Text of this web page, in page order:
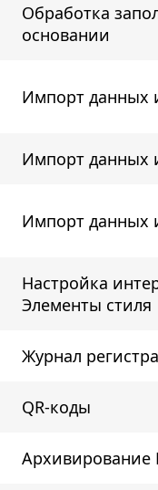
Обработка
основании
Импорт данных
Импорт данных
Импорт данных
Настройка
Элементы стиля
Журнал
QR-коды
Архивирование